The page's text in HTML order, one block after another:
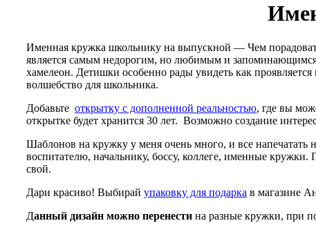
Именная кружка школьнику на выпускной — Чем
является самым недорогим, но любимым и
хамелеон. Детишки особенно рады увидеть как
волшебство для школьника.
Добавьте открытку с дополненной реальностью, где вы
открытке будет хранится 30 лет. Возможно создание
Шаблонов на кружку у меня очень много, и все напечатать
воспитателю, начальнику, боссу, коллеге, именные
свой.
Дари красиво! Выбирай упаковку для подарка в магазине
Данный дизайн можно перенести на разные кружки, при